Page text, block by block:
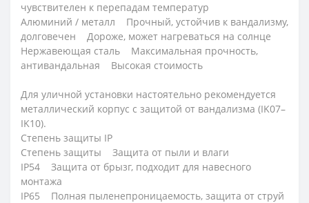
чувствителен к перепадам температур
Алюминий / металл Прочный, устойчив к вандализму,
долговечен Дороже, может нагреваться на солнце
Нержавеющая сталь Максимальная прочность,
антивандальная Высокая стоимость
Для уличной установки настоятельно рекомендуется
металлический корпус с защитой от вандализма (IK07–
IK10).
Степень защиты IP
Степень защиты Защита от пыли и влаги
IP54 Защита от брызг, подходит для навесного
монтажа
IP65 Полная пыленепроницаемость, защита от струй